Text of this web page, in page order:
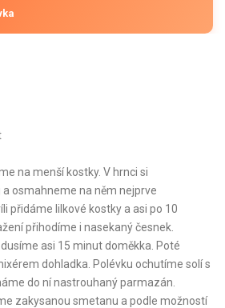
na menší kostky. V hrnci si
osmahneme na něm nejprve
přidáme lilkové kostky a asi po 10
přihodíme i nasekaný česnek.
asi 15 minut doměkka. Poté
dohladka. Polévku ochutíme solí s
do ní nastrouhaný parmazán.
zakysanou smetanu a podle možností